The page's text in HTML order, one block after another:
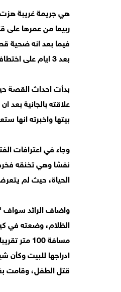
فيما بعد انه ضحية
بعد 3 ايام على اختطاف الطفل وقتله.
بدأت احداث القصة
بيتها واخبرته انها
وجاء في اعترافات
نفسّا وهي تخنقه
الحياة، حيث لم
واضاف الرائد سواف
الظلام، وضعته في
مسافة
ادراجها للبيت
قتل الطفل، وقامت